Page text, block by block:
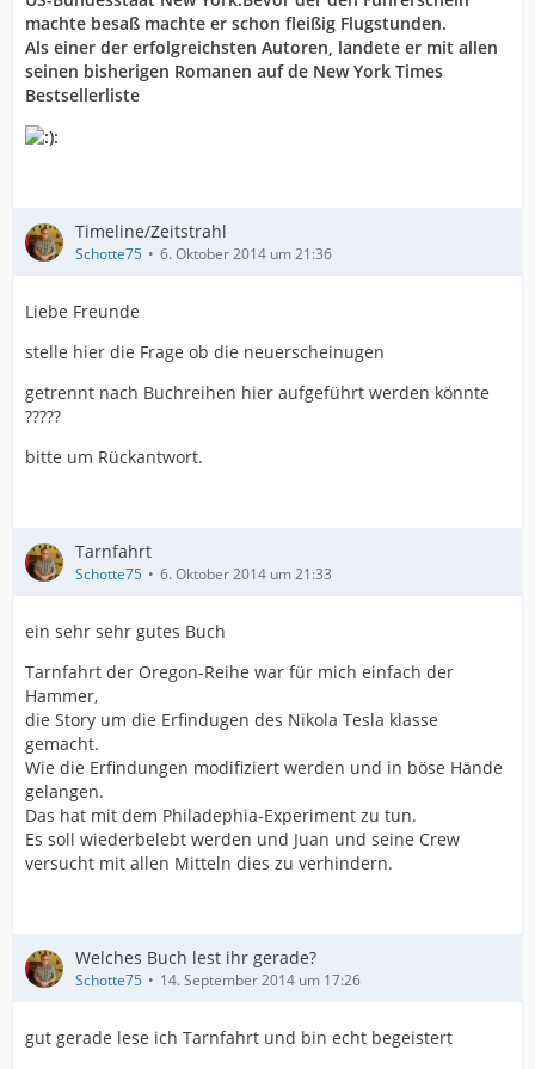
machte besaß machte er schon fleißig Flugstunden.
Als einer der erfolgreichsten Autoren, landete er mit allen
seinen bisherigen Romanen auf de New York Times
Bestsellerliste
Timeline/Zeitstrahl
Schotte75 6. Oktober 2014 um 21:36
Liebe Freunde
stelle hier die Frage ob die neuerscheinugen
getrennt nach Buchreihen hier aufgeführt werden könnte
?????
bitte um Rückantwort.
Tarnfahrt
Schotte75 6. Oktober 2014 um 21:33
ein sehr sehr gutes Buch
Tarnfahrt der Oregon-Reihe war für mich einfach der
Hammer,
die Story um die Erfindugen des Nikola Tesla klasse
gemacht.
Wie die Erfindungen modifiziert werden und in böse Hände
gelangen.
Das hat mit dem Philadephia-Experiment zu tun.
Es soll wiederbelebt werden und Juan und seine Crew
versucht mit allen Mitteln dies zu verhindern.
Welches Buch lest ihr gerade?
Schotte75 14. September 2014 um 17:26
gut gerade lese ich Tarnfahrt und bin echt begeistert